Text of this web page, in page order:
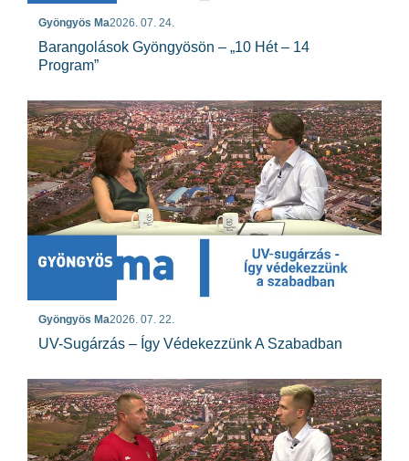
Gyöngyös Ma2026. 07. 24.
Barangolások Gyöngyösön – „10 Hét – 14
Program”
Gyöngyös Ma2026. 07. 22.
UV-Sugárzás – Így Védekezzünk A Szabadban